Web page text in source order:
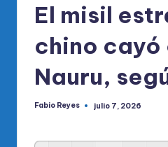
al
el
R
El misil
chino
Nauru,
Publicado
Fabio Reyes julio 7, 2026